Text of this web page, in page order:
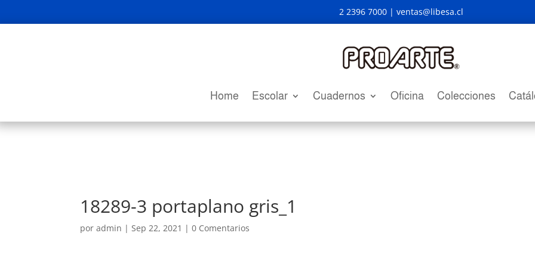
2 2396 7000 | ventas@libesa.cl
Home Escolar Cuadernos Oficina Colecciones
18289-3 portaplano gris_1
poradmin | Sep 22, 2021 |0 Comentarios